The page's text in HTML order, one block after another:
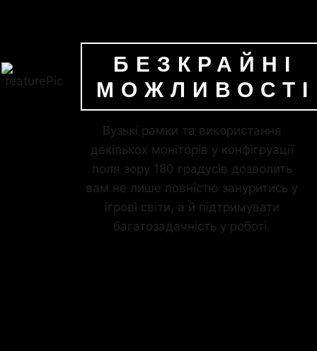
БЕЗКРАЙНІ
МОЖЛИВОСТІ
Вузькі рамки та використання
декількох моніторів у конфігруації
поля зору 180 градусів дозволить
вам не лише повністю зануритись у
ігрові світи, а й підтримувати
багатозадачність у роботі.